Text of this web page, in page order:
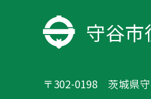
守谷市
〒302-0198 茨城県